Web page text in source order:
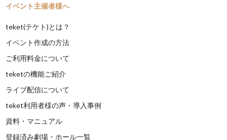
イベント主催者様へ
teket(テケト)とは？
イベント作成の方法
ご利用料金について
teketの機能ご紹介
ライブ配信について
teket利用者様の声・導入事例
資料・マニュアル
登録済み劇場・ホール一覧